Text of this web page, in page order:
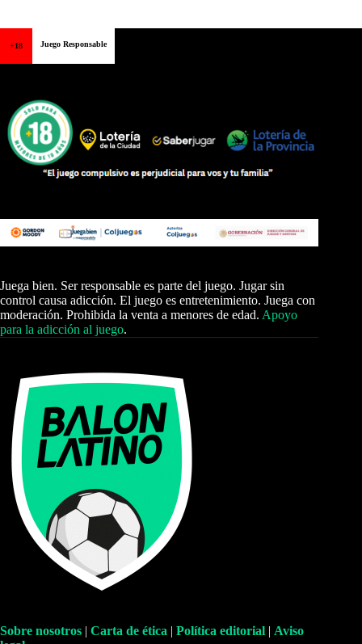
+18 Juego Responsable
Juega bien. Ser responsable es parte del juego. Jugar sin
control causa adicción. El juego es entretenimiento. Juega con
moderación. Prohibida la venta a menores de edad. Apoyo
para la adicción al juego.
Sobre nosotros | Carta de ética | Política editorial | Aviso